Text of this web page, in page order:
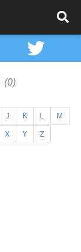
(0)
J K L M
X Y Z